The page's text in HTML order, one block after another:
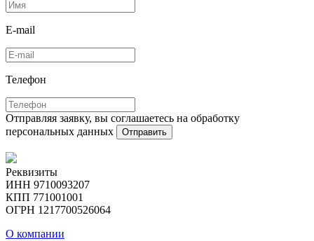
E-mail
Телефон
Отправляя заявку, вы соглашаетесь на обработку
персональных данных
Отправить
Реквизиты
ИНН 9710093207
КПП 771001001
ОГРН 1217700526064
О компании